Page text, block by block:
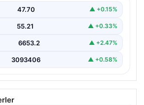
47.70 ▲ +0.15%
55.21 ▲ +0.33%
6653.2 ▲ +2.47%
3093406 ▲ +0.58%